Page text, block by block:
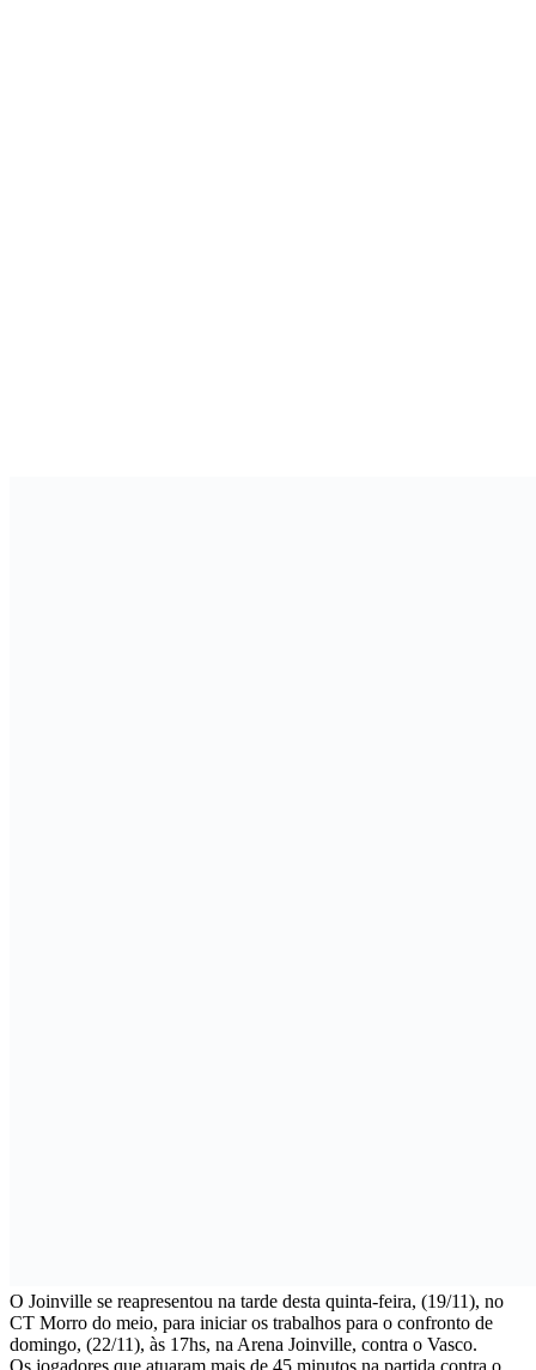
O Joinville se reapresentou na tarde desta quinta-feira, (19/11), no
CT Morro do meio, para iniciar os trabalhos para o confronto de
domingo, (22/11), às 17hs, na Arena Joinville, contra o Vasco.
Os jogadores que atuaram mais de 45 minutos na partida contra o